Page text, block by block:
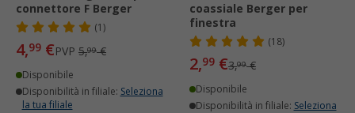
connettore F Berger
(1)
4,99 €PVP 5,99€
Disponibile
Disponibilità in filiale: Seleziona
la tua filiale
coassiale Berger per
finestra
(18)
2,99 €3,99€
Disponibile
Disponibilità in filiale: Seleziona